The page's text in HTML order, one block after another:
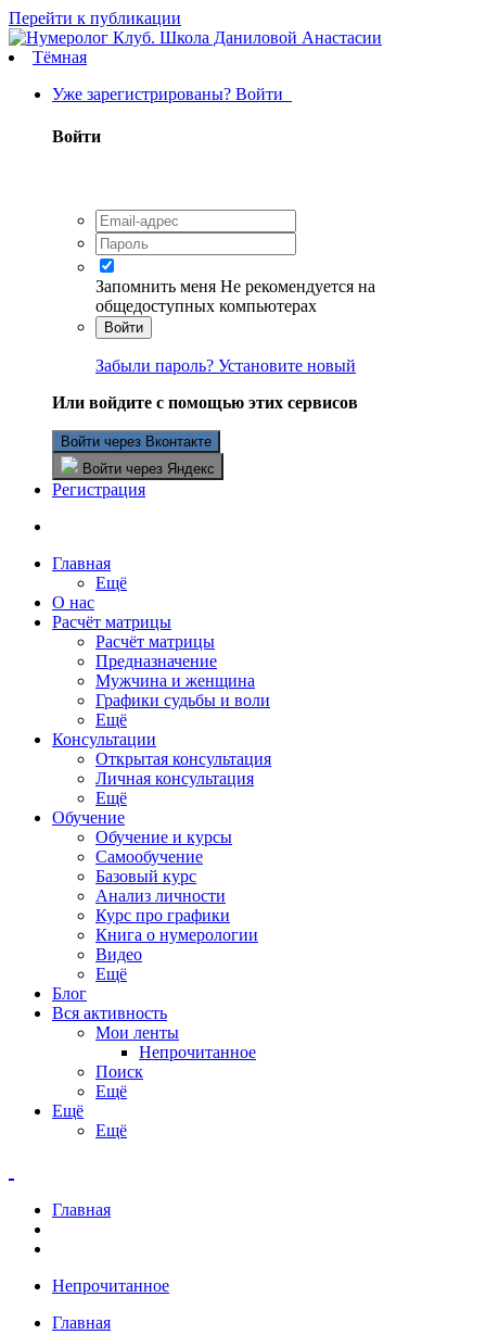
Перейти к публикации
Тёмная
Уже зарегистрированы? Войти
Войти
Запомнить меня Не рекомендуется на
общедоступных компьютерах
Войти
Забыли пароль? Установите новый
Или войдите с помощью этих сервисов
Войти через Вконтакте
Войти через Яндекс
Регистрация
Главная
Ещё
О нас
Расчёт матрицы
Расчёт матрицы
Предназначение
Мужчина и женщина
Графики судьбы и воли
Ещё
Консультации
Открытая консультация
Личная консультация
Ещё
Обучение
Обучение и курсы
Самообучение
Базовый курс
Анализ личности
Курс про графики
Книга о нумерологии
Видео
Ещё
Блог
Вся активность
Мои ленты
Непрочитанное
Поиск
Ещё
Ещё
Ещё
Главная
Непрочитанное
Главная